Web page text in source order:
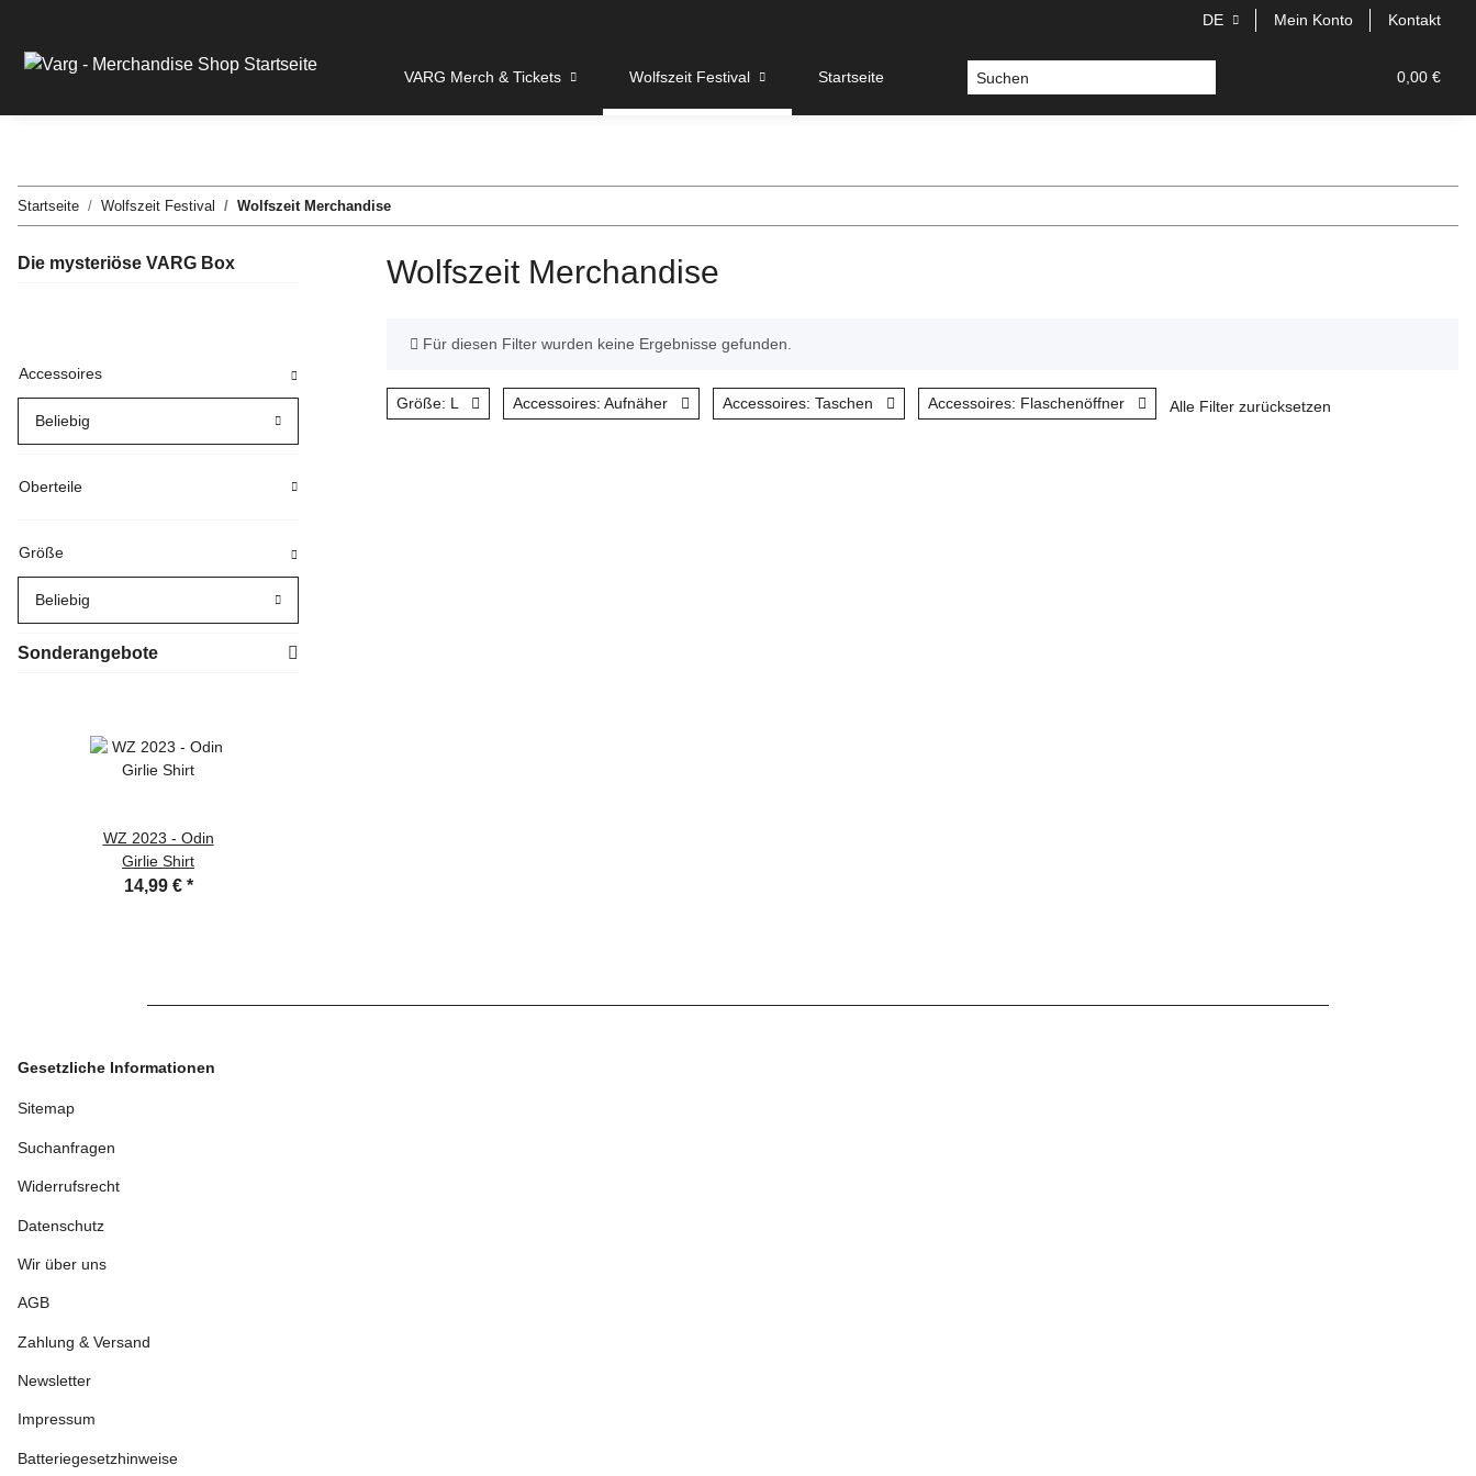
DE Mein Konto Kontakt
0,00 €
VARG Merch & Tickets Wolfszeit Festival Startseite
Startseite Wolfszeit Festival Wolfszeit Merchandise
Wolfszeit Merchandise
x Für diesen Filter wurden keine Ergebnisse gefunden.
Größe: L Accessoires: Aufnäher Accessoires: Taschen Accessoires: Flaschenöffner Alle Filter zurücksetzen
Die mysteriöse VARG Box
Accessoires
Beliebig
Oberteile
Größe
Beliebig
Sonderangebote
WZ 2023 - Odin
Girlie Shirt
14,99 € *
Gesetzliche Informationen
Sitemap
Suchanfragen
Widerrufsrecht
Datenschutz
Wir über uns
AGB
Zahlung & Versand
Newsletter
Impressum
Batteriegesetzhinweise